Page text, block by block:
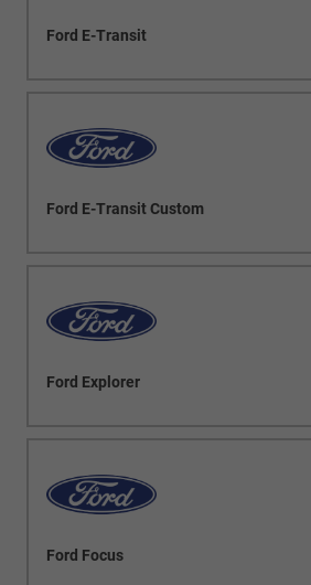
Ford E-Transit
Ford E-Transit Custom
Ford Explorer
Ford Focus